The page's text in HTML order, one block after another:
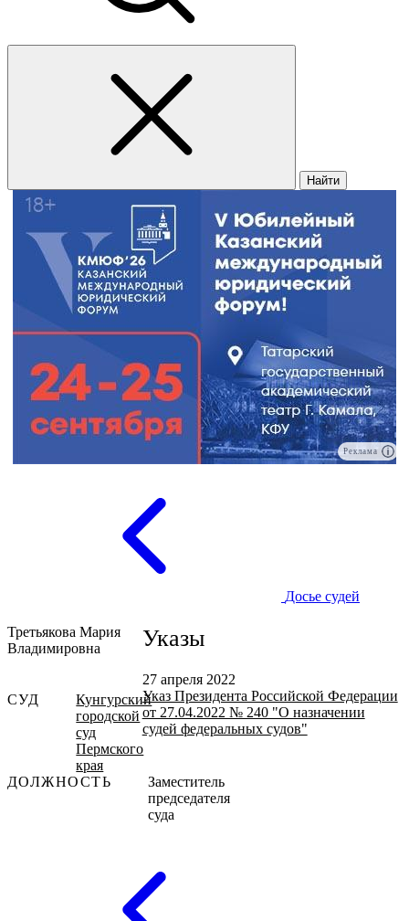
Найти
Реклама
Досье судей
Третьякова Мария
Владимировна
СУД
Кунгурский
городской
суд
Пермского
края
ДОЛЖНОСТЬ
Заместитель
председателя
суда
Указы
27 апреля 2022
Указ Президента Российской Федерации
от 27.04.2022 № 240 "О назначении
судей федеральных судов"